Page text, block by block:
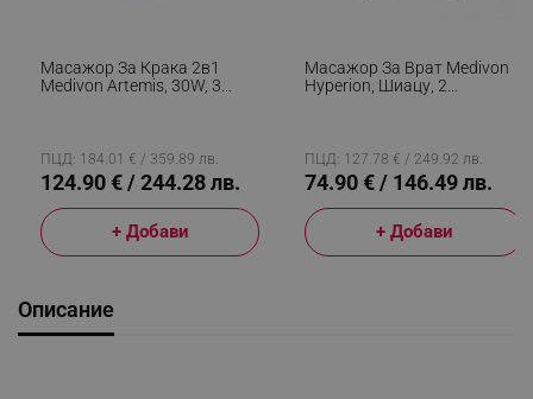
Масажор За Крака 2в1
Medivon Artemis, 30W, 3
Работа, Син
ПЦД: 184.01 € / 359.89 лв.
124.90 € / 244.28 лв.
+ Добави
Масажор За Врат Medivon
Hyperion, Шиацу, 2
Регенерацията, Тъмносин
ПЦД: 127.78 € / 249.92 лв.
74.90 € / 146.49 лв.
+ Добави
Описание